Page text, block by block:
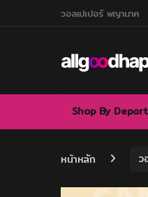
Skip to navigationวอลเปเปอร์ พญานาค
Shop By
หน้าหลัก ว